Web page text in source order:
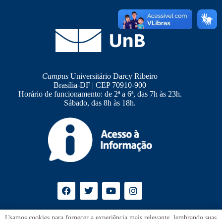
Campus Universitário Darcy Ribeiro
Brasília-DF | CEP 70910-900
Horário de funcionamento: de 2ª a 6ª, das 7h às 23h.
Sábado, das 8h às 18h.
UnB